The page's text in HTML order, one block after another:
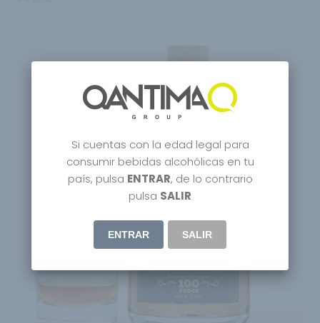
Agotado
Si cuentas con la edad legal para
consumir bebidas alcohólicas en tu
país, pulsa ENTRAR, de lo contrario
pulsa SALIR
ENTRAR SALIR